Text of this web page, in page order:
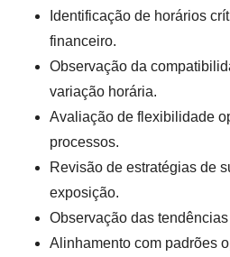
Identificação de horários
financeiro.
Observação da
variação horária.
Avaliação de flexibilidade
processos.
Revisão de estratégias de
exposição.
Observação das
Alinhamento com padrões